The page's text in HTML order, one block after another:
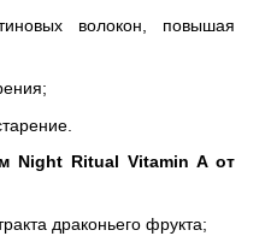
волокон, повышая
Night Ritual Vitamin A от
драконьего фрукта;